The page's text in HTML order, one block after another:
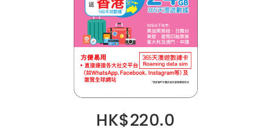
HK$220.0